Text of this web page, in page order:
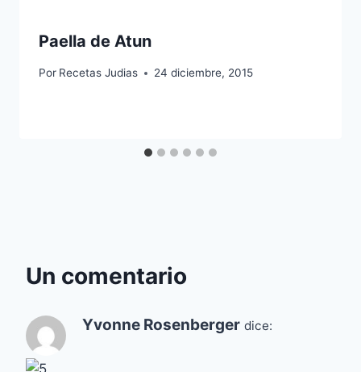
Paella de Atun
Por Recetas Judias 24 diciembre, 2015
Un comentario
Yvonne Rosenberger dice: